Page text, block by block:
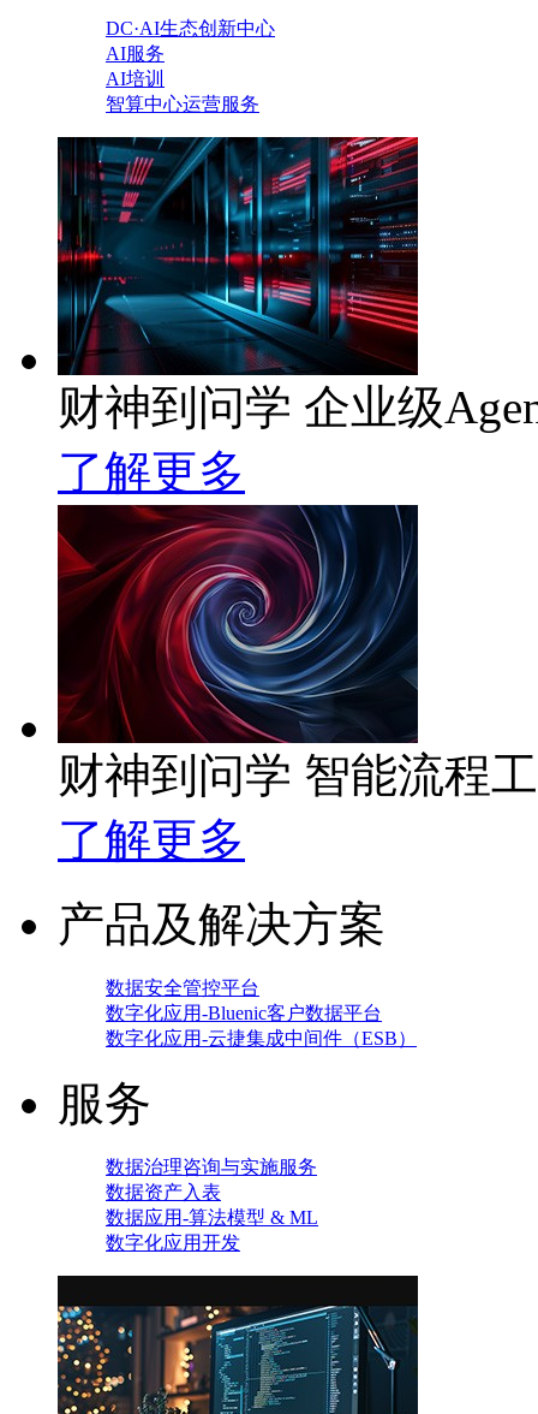
DC·AI生态创新中心
AI服务
AI培训
智算中心运营服务
财神到问学 企业级
了解更多
财神到问学 智能流程
了解更多
产品及解决方案
数据安全管控平台
数字化应用-Bluenic客户数据平台
数字化应用-云捷集成中间件（ESB）
服务
数据治理咨询与实施服务
数据资产入表
数据应用-算法模型 & ML
数字化应用开发